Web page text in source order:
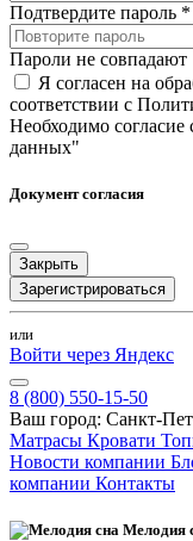
Подтвердите пароль *
Пароли не совпадают
Я согласен на
соответствии с
Необходимо согласие
данных"
Документ согласия
Закрыть
Зарегистрироваться
или
Войти через Яндекс
8 (800) 550-15-50
Ваш город: Санкт-
Матрасы Кровати
Новости компании
компании Контакты
Мелодия